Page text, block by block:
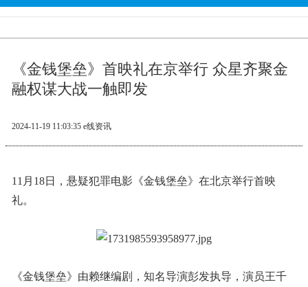
《金钱堡垒》首映礼在京举行 众星齐聚金
融权谋大战一触即发
2024-11-19 11:03:35 e线资讯
11月18日，悬疑犯罪电影《金钱堡垒》在北京举行首映
礼。
《金钱堡垒》由赖继编剧，知名导演彭发执导，演员王千